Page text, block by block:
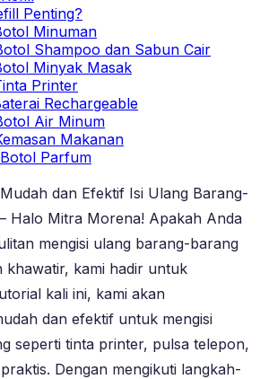
Penting?
Minuman
Shampoo dan Sabun Cair
Minyak Masak
Printer
Rechargeable
Air Minum
Makanan
Parfum
dan Efektif Isi Ulang Barang-
Halo Mitra Morena! Apakah Anda
mengisi ulang barang-barang
khawatir, kami hadir untuk
kali ini, kami akan
dan efektif untuk mengisi
seperti tinta printer, pulsa telepon,
Dengan mengikuti langkah-